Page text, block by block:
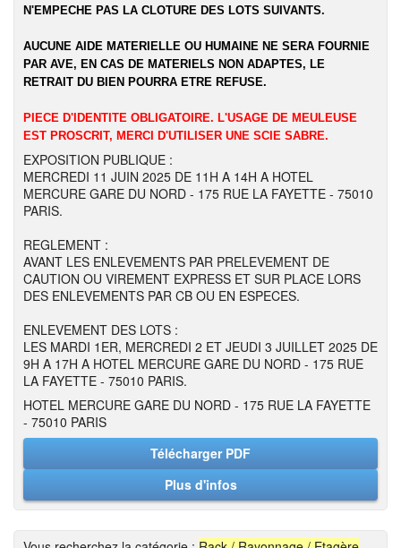
N'EMPECHE PAS LA CLOTURE DES LOTS SUIVANTS.
AUCUNE AIDE MATERIELLE OU HUMAINE NE SERA FOURNIE
PAR AVE, EN CAS DE MATERIELS NON ADAPTES, LE
RETRAIT DU BIEN POURRA ETRE REFUSE.
PIECE D'IDENTITE OBLIGATOIRE. L'USAGE DE MEULEUSE
EST PROSCRIT, MERCI D'UTILISER UNE SCIE SABRE.
EXPOSITION PUBLIQUE :
MERCREDI 11 JUIN 2025 DE 11H A 14H A HOTEL
MERCURE GARE DU NORD - 175 RUE LA FAYETTE - 75010
PARIS.
REGLEMENT :
AVANT LES ENLEVEMENTS PAR PRELEVEMENT DE
CAUTION OU VIREMENT EXPRESS ET SUR PLACE LORS
DES ENLEVEMENTS PAR CB OU EN ESPECES.
ENLEVEMENT DES LOTS :
LES MARDI 1ER, MERCREDI 2 ET JEUDI 3 JUILLET 2025 DE
9H A 17H A HOTEL MERCURE GARE DU NORD - 175 RUE
LA FAYETTE - 75010 PARIS.
HOTEL MERCURE GARE DU NORD - 175 RUE LA FAYETTE
- 75010 PARIS
Télécharger PDF
Plus d'infos